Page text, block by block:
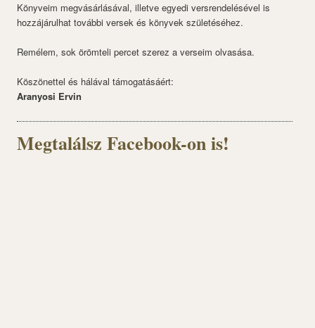
Könyveim megvásárlásával, illetve egyedi versrendelésével is
hozzájárulhat további versek és könyvek születéséhez.
Remélem, sok örömteli percet szerez a verseim olvasása.
Köszönettel és hálával támogatásáért:
Aranyosi Ervin
Megtalálsz Facebook-on is!